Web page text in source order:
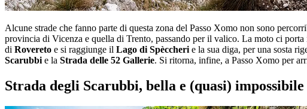
Alcune strade che fanno parte di questa zona del Passo Xomo non sono
provincia di Vicenza e quella di Trento, passando per il valico. La moto ci porta
di Rovereto e si raggiunge il Lago di Spèccheri e la sua diga, per una sosta
Scarubbi e la Strada delle 52 Gallerie. Si ritorna, infine, a Passo Xomo per
Strada degli Scarubbi, bella e (quasi) impossibile